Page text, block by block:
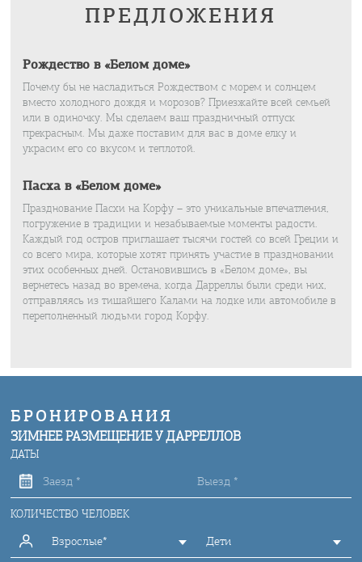
ПРЕДЛОЖЕНИЯ
Рождество в «Белом доме»
Почему бы не насладиться Рождеством с морем и солнцем
вместо холодного дождя и морозов? Приезжайте всей семьей
или в одиночку. Мы сделаем ваш праздничный отпуск
прекрасным. Мы даже поставим для вас в доме елку и
украсим его со вкусом и теплотой.
Пасха в «Белом доме»
Празднование Пасхи на Корфу – это уникальные впечатления,
погружение в традиции и незабываемые моменты радости.
Каждый год остров приглашает тысячи гостей со всей Греции и
со всего мира, которые хотят принять участие в праздновании
этих особенных дней. Остановившись в «Белом доме», вы
вернетесь назад во времена, когда Дарреллы были среди них,
отправляясь из тишайшего Калами на лодке или автомобиле в
переполненный людьми город Корфу.
БРОНИРОВАНИЯ
ЗИМНЕЕ РАЗМЕЩЕНИЕ У ДАРРЕЛЛОВ
ДАТЫ
КОЛИЧЕСТВО ЧЕЛОВЕК